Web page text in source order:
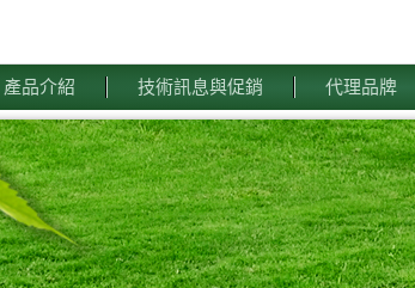
產品介紹 技術訊息與促銷 代理品牌